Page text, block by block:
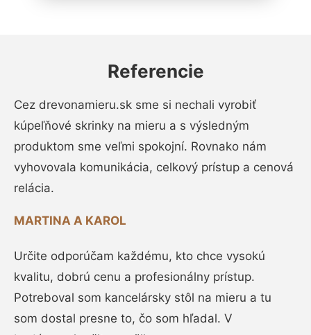
Referencie
Cez drevonamieru.sk sme si nechali vyrobiť
kúpeľňové skrinky na mieru a s výsledným
produktom sme veľmi spokojní. Rovnako nám
vyhovovala komunikácia, celkový prístup a cenová
relácia.
MARTINA A KAROL
Určite odporúčam každému, kto chce vysokú
kvalitu, dobrú cenu a profesionálny prístup.
Potreboval som kancelársky stôl na mieru a tu
som dostal presne to, čo som hľadal. V